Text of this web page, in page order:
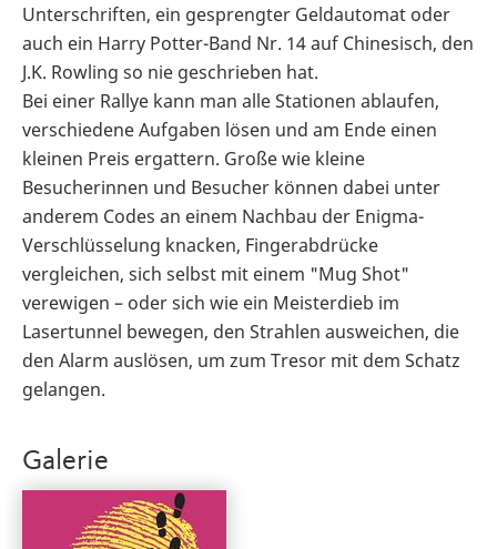
Unterschriften, ein gesprengter Geldautomat oder
auch ein Harry Potter-Band Nr. 14 auf Chinesisch, den
J.K. Rowling so nie geschrieben hat.
Bei einer Rallye kann man alle Stationen ablaufen,
verschiedene Aufgaben lösen und am Ende einen
kleinen Preis ergattern. Große wie kleine
Besucherinnen und Besucher können dabei unter
anderem Codes an einem Nachbau der Enigma-
Verschlüsselung knacken, Fingerabdrücke
vergleichen, sich selbst mit einem "Mug Shot"
verewigen – oder sich wie ein Meisterdieb im
Lasertunnel bewegen, den Strahlen ausweichen, die
den Alarm auslösen, um zum Tresor mit dem Schatz
gelangen.
Galerie